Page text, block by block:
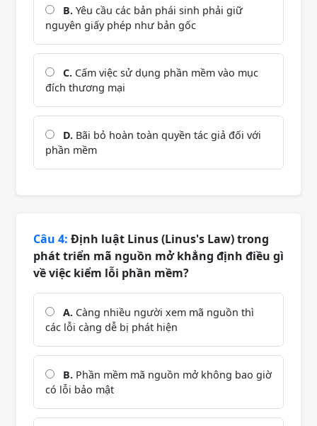
B. Yêu cầu các bản phái sinh phải giữ
nguyên giấy phép như bản gốc
C. Cấm việc sử dụng phần mềm vào mục
đích thương mại
D. Bãi bỏ hoàn toàn quyền tác giả đối với
phần mềm
Câu 4: Định luật Linus (Linus's Law) trong
phát triển mã nguồn mở khẳng định điều gì
về việc kiểm lỗi phần mềm?
A. Càng nhiều người xem mã nguồn thì
các lỗi càng dễ bị phát hiện
B. Phần mềm mã nguồn mở không bao giờ
có lỗi bảo mật